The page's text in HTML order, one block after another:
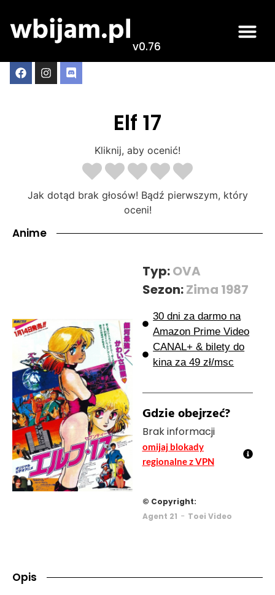
v0.76
Elf 17
Kliknij, aby ocenić!
Jak dotąd brak głosów! Bądź pierwszym, który
oceni!
Anime
Typ:OVA
Sezon:Zima 1987
30 dni za darmo na
Amazon Prime Video
CANAL+ & bilety do
kina za 49 zł/msc
Gdzie obejrzeć?
Brak informacji
omijaj blokady
regionalne z VPN
© Copyright:
Agent 21 - Toei Video
Opis